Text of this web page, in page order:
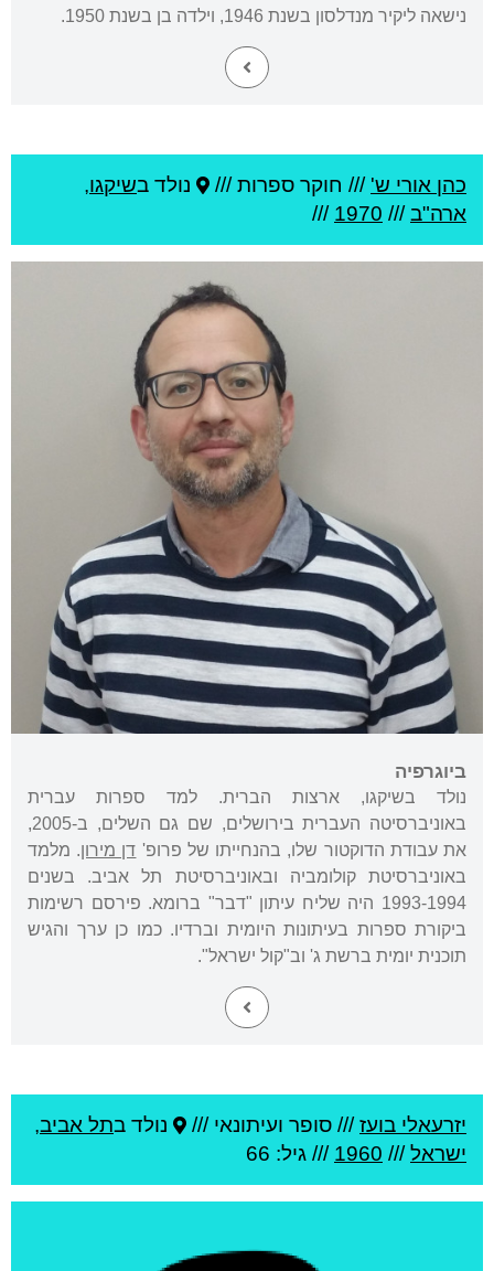
נישאה ליקיר מנדלסון בשנת 1946, וילדה בן בשנת 1950.
כהן אורי ש' /// חוקר ספרות /// נולד בשיקגו,
ארה"ב///
1970
///
ביוגרפיה
נולד בשיקגו, ארצות הברית. למד ספרות עברית
באוניברסיטה העברית בירושלים, שם גם השלים, ב-2005,
את עבודת הדוקטור שלו, בהנחייתו של פרופ' דן מירון. מלמד
באוניברסיטת קולומביה ובאוניברסיטת תל אביב. בשנים
1993-1994 היה שליח עיתון "דבר" ברומא. פירסם רשימות
ביקורת ספרות בעיתונות היומית וברדיו. כמו כן ערך והגיש
תוכנית יומית ברשת ג' וב"קול ישראל".
יזרעאלי בועז/// סופר ועיתונאי /// נולד בתל אביב,
ישראל///
1960 /// גיל: 66